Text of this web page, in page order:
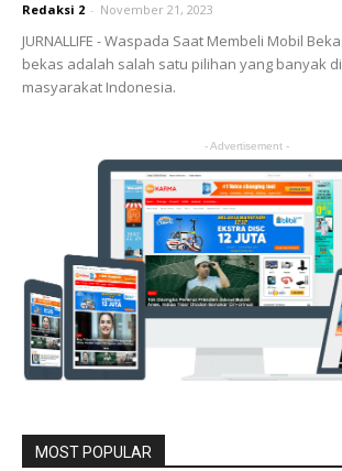
Redaksi 2 - November 21, 2023
JURNALLIFE - Waspada Saat Membeli Mobil
bekas adalah salah satu pilihan yang banyak
masyarakat Indonesia.
- Advertisement -
MOST POPULAR